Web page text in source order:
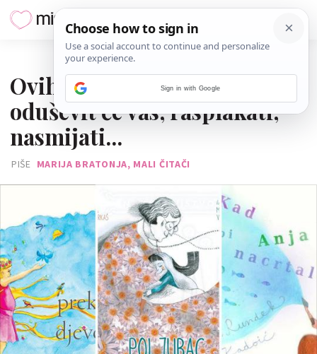
Ovih 5 domaćih slikovnica
oduševit će vas, rasplakati,
nasmijati...
PIŠE MARIJA BRATONJA, MALI ČITAČI
Sign in with Google